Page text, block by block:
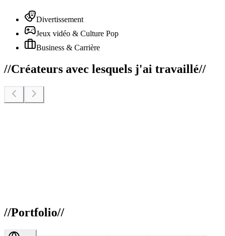
Divertissement
Jeux vidéo & Culture Pop
Business & Carrière
//Créateurs avec lesquels j'ai travaillé//
//Portfolio//